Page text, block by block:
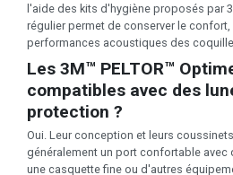
l'aide des kits d'hygiène proposés par
régulier permet de conserver le
performances acoustiques des
Les 3M™ PELTOR™
compatibles avec des
protection ?
Oui. Leur conception et leurs
généralement un port confortable avec
une casquette fine ou d'autres